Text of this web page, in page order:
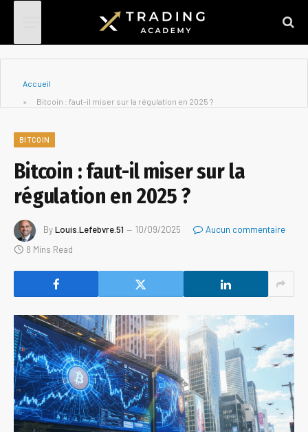
Accueil
»
Bitcoin : faut-il miser sur la régulation en 2025 ?
BITCOIN
Bitcoin : faut-il miser sur la
régulation en 2025 ?
ByLouis.Lefebvre.51 10/09/2025
Aucun commentaire
8 Mins Read